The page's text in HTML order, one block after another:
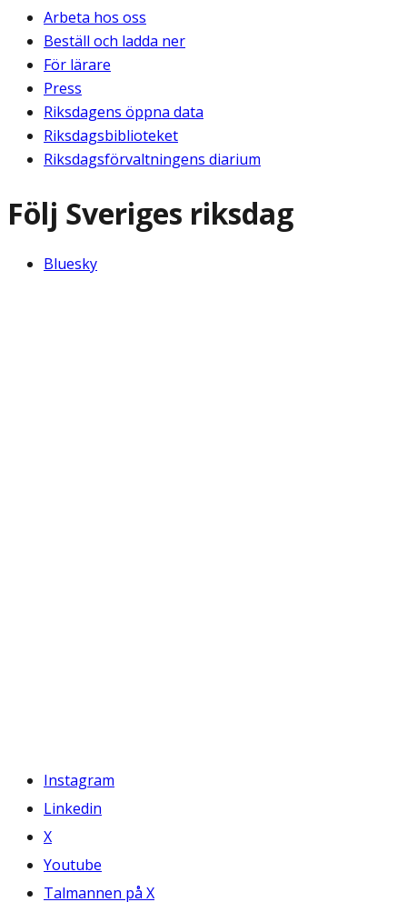
Arbeta hos oss
Beställ och ladda ner
För lärare
Press
Riksdagens öppna data
Riksdagsbiblioteket
Riksdagsförvaltningens diarium
Följ Sveriges riksdag
Bluesky
Instagram
Linkedin
X
Youtube
Talmannen på X